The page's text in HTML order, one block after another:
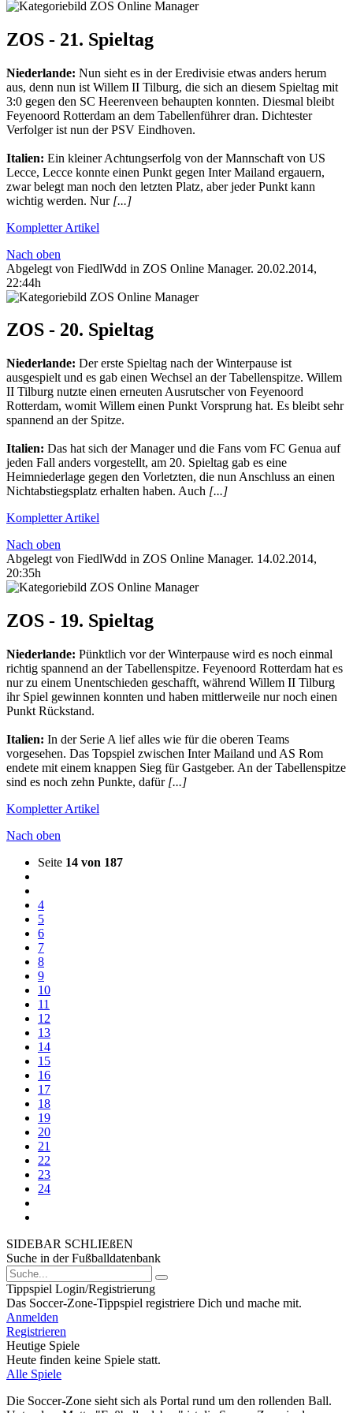
ZOS - 21. Spieltag
Niederlande: Nun sieht es in der Eredivisie etwas anders herum
aus, denn nun ist Willem II Tilburg, die sich an diesem Spieltag mit
3:0 gegen den SC Heerenveen behaupten konnten. Diesmal bleibt
Feyenoord Rotterdam an dem Tabellenführer dran. Dichtester
Verfolger ist nun der PSV Eindhoven.
Italien: Ein kleiner Achtungserfolg von der Mannschaft von US
Lecce, Lecce konnte einen Punkt gegen Inter Mailand ergauern,
zwar belegt man noch den letzten Platz, aber jeder Punkt kann
wichtig werden. Nur [...]
Kompletter Artikel
Nach oben
Abgelegt von FiedlWdd in ZOS Online Manager. 20.02.2014,
22:44h
ZOS - 20. Spieltag
Niederlande: Der erste Spieltag nach der Winterpause ist
ausgespielt und es gab einen Wechsel an der Tabellenspitze. Willem
II Tilburg nutzte einen erneuten Ausrutscher von Feyenoord
Rotterdam, womit Willem einen Punkt Vorsprung hat. Es bleibt sehr
spannend an der Spitze.
Italien: Das hat sich der Manager und die Fans vom FC Genua auf
jeden Fall anders vorgestellt, am 20. Spieltag gab es eine
Heimniederlage gegen den Vorletzten, die nun Anschluss an einen
Nichtabstiegsplatz erhalten haben. Auch [...]
Kompletter Artikel
Nach oben
Abgelegt von FiedlWdd in ZOS Online Manager. 14.02.2014,
20:35h
ZOS - 19. Spieltag
Niederlande: Pünktlich vor der Winterpause wird es noch einmal
richtig spannend an der Tabellenspitze. Feyenoord Rotterdam hat es
nur zu einem Unentschieden geschafft, während Willem II Tilburg
ihr Spiel gewinnen konnten und haben mittlerweile nur noch einen
Punkt Rückstand.
Italien: In der Serie A lief alles wie für die oberen Teams
vorgesehen. Das Topspiel zwischen Inter Mailand und AS Rom
endete mit einem knappen Sieg für Gastgeber. An der Tabellenspitze
sind es noch zehn Punkte, dafür [...]
Kompletter Artikel
Nach oben
Seite 14 von 187
4
5
6
7
8
9
10
11
12
13
14
15
16
17
18
19
20
21
22
23
24
SIDEBAR SCHLIEßEN
Suche in der Fußballdatenbank
Tippspiel Login/Registrierung
Das Soccer-Zone-Tippspiel registriere Dich und mache mit.
Anmelden
Registrieren
Heutige Spiele
Heute finden keine Spiele statt.
Alle Spiele
Die Soccer-Zone sieht sich als Portal rund um den rollenden Ball.